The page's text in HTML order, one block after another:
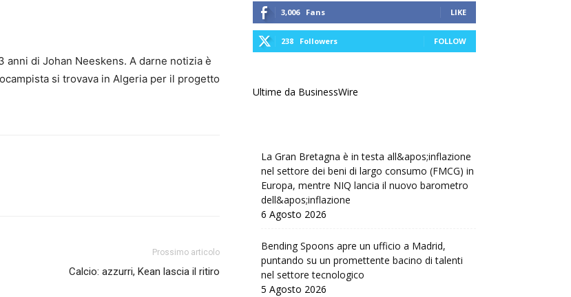
anni di Johan Neeskens. A darne notizia è
si trovava in Algeria per il progetto
Prossimo articolo
Calcio: azzurri, Kean lascia il ritiro
3,006 Fans LIKE
238 Followers FOLLOW
Ultime da BusinessWire
La Gran Bretagna è in testa all&apos;inflazione
nel settore dei beni di largo consumo (FMCG) in
Europa, mentre NIQ lancia il nuovo barometro
dell&apos;inflazione
6 Agosto 2026
Bending Spoons apre un ufficio a Madrid,
puntando su un promettente bacino di talenti
nel settore tecnologico
5 Agosto 2026